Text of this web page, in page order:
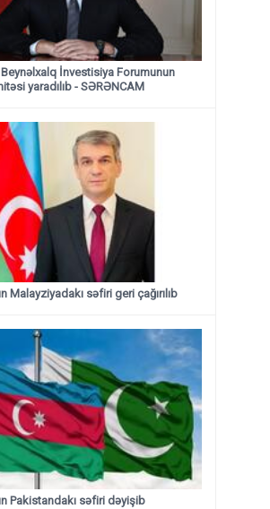
İnvestisiya Forumunun
yaradılıb - SƏRƏNCAM
Malayziyadakı səfiri geri çağırılıb
Pakistandakı səfiri dəyişib